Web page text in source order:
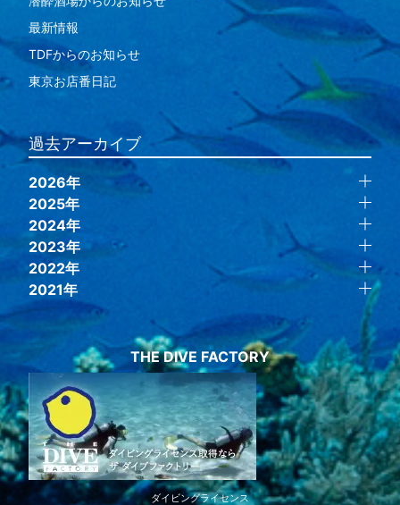
最新情報
TDFからのお知らせ
東京お店番日記
過去アーカイブ
2026年
2025年
2024年
2023年
2022年
2021年
THE DIVE FACTORY
ダイビングライセンス